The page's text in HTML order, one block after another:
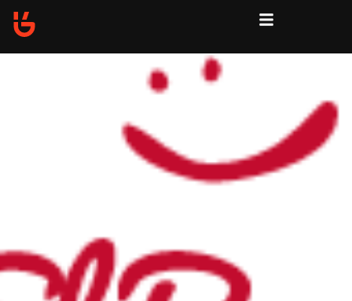
CONTAR HISTORIAS